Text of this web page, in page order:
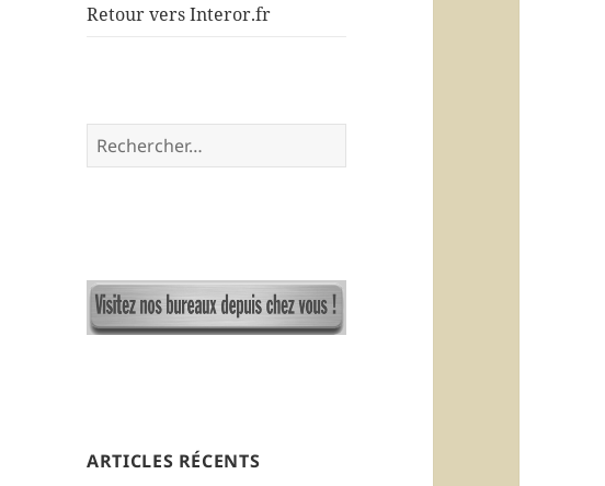
Retour vers Interor.fr
R
e
c
h
ARTICLES RÉCENTS